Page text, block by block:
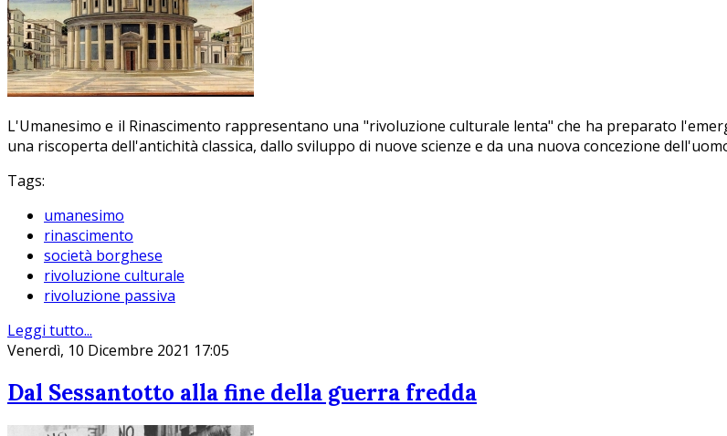
L'Umanesimo e il Rinascimento rappresentano una "rivoluzione culturale lenta" che ha preparato
una riscoperta dell'antichità classica, dallo sviluppo di nuove scienze e da una nuova concezione
Tags:
umanesimo
rinascimento
società borghese
rivoluzione culturale
rivoluzione passiva
Leggi tutto...
Venerdì, 10 Dicembre 2021 17:05
Dal Sessantotto alla fine della guerra fredda